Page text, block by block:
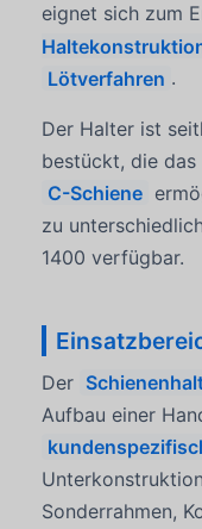
eignet sich zum
Lötverfahren .
Der Halter ist
bestückt, die das
C-Schiene
zu
1400 verfügbar.
Der
Aufbau einer
Sonderrahmen,